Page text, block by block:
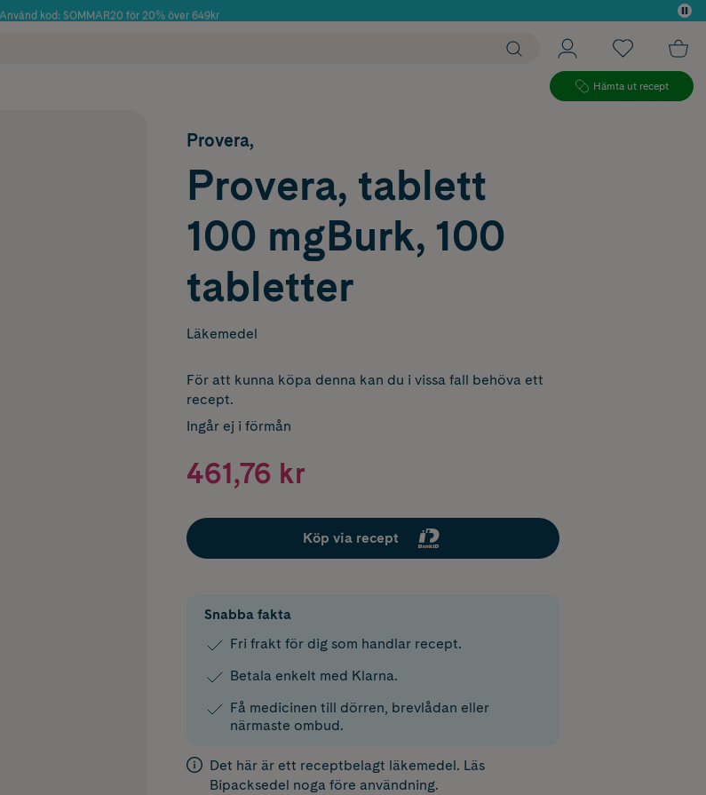
Använd kod: SOMMAR20 för 20% över 649kr
Hämta ut recept
Provera,
Provera, tablett
100 mgBurk, 100
tabletter
Läkemedel
För att kunna köpa denna kan du i vissa fall behöva ett
recept.
Ingår ej i förmån
461,76 kr
Köp via recept
Snabba fakta
Fri frakt för dig som handlar recept.
Betala enkelt med Klarna.
Få medicinen till dörren, brevlådan eller
närmaste ombud.
Det här är ett receptbelagt läkemedel. Läs
Bipacksedel noga före användning.